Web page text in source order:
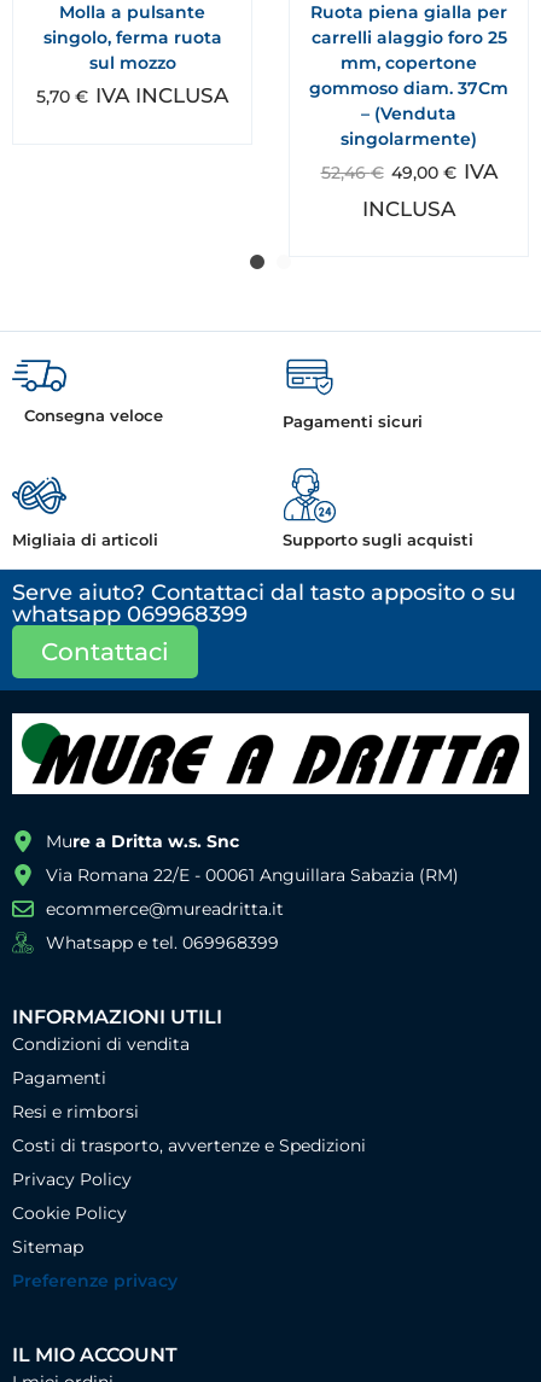
Molla a pulsante
singolo, ferma ruota
sul mozzo
5,70 € IVA INCLUSA
Ruota piena gialla per
carrelli alaggio foro 25
mm, copertone
gommoso diam. 37Cm
– (Venduta
singolarmente)
52,46€ 49,00 € IVA
INCLUSA
Consegna veloce Pagamenti sicuri
Migliaia di articoli Supporto sugli acquisti
Serve aiuto? Contattaci dal tasto apposito o su
whatsapp 069968399
Contattaci
Mure a Dritta w.s. Snc
Via Romana 22/E - 00061 Anguillara Sabazia (RM)
ecommerce@mureadritta.it
Whatsapp e tel. 069968399
INFORMAZIONI UTILI
Condizioni di vendita
Pagamenti
Resi e rimborsi
Costi di trasporto, avvertenze e Spedizioni
Privacy Policy
Cookie Policy
Sitemap
Preferenze privacy
IL MIO ACCOUNT